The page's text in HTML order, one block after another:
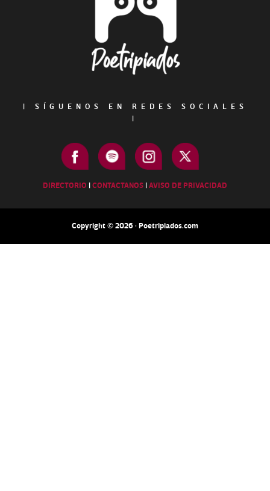
|
SÍGUENOS EN REDES SOCIALES
|
DIRECTORIO |CONTACTANOS |AVISO DE PRIVACIDAD
Copyright © 2026 · Poetripiados.com